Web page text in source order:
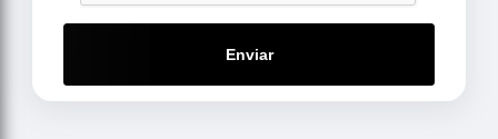
Enviar